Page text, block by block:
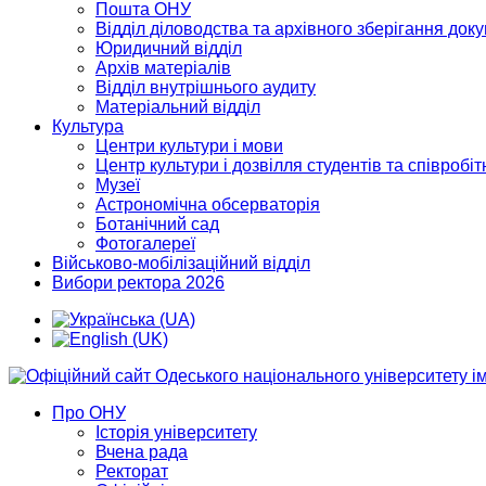
Пошта ОНУ
Відділ діловодства та архівного зберігання
Юридичний відділ
Архів матеріалів
Відділ внутрішнього аудиту
Матеріальний відділ
Культура
Центри культури і мови
Центр культури і дозвілля студентів та
Музеї
Астрономічна обсерваторія
Ботанічний сад
Фотогалереї
Військово-мобілізаційний відділ
Вибори ректора 2026
Про ОНУ
Історія університету
Вчена рада
Ректорат